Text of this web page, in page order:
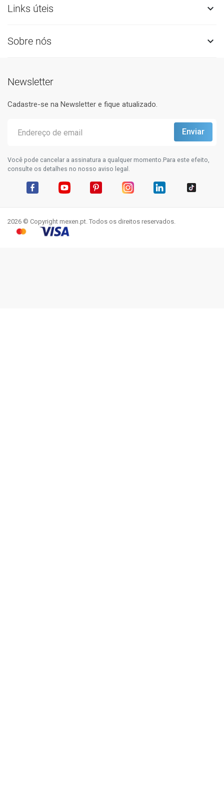
Links úteis 
Sobre nós 
Newsletter
Cadastre-se na Newsletter e fique atualizado.
Você pode cancelar a assinatura a qualquer momento.Para este efeito,
consulte os detalhes no nosso aviso legal.
2026 © Copyright mexen.pt. Todos os direitos reservados.